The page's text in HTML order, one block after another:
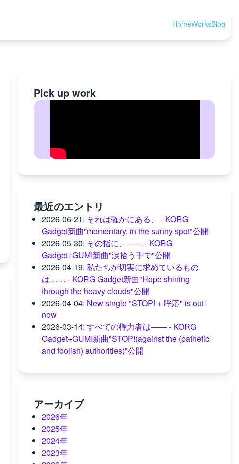
HomeWorksBlog
Pick up work
最近のエントリ
2026-06-21: それは確かにある、 - KORG
Gadget新曲"momentary, in the sunny spot"公開
2026-05-30: その指に、―― - KORG
Gadget+GUMI新曲"涙拾う手で"公開
2026-04-19:私たちが切実に求めているもの
は…… - KORG Gadget新曲"Hope shining
through the heavy clouds"公開
2026-04-04: New single "STOP! + 呼応" is out
now
2026-03-14:すべての権力者は―― - KORG
Gadget+GUMI新曲"STOP!(against the (pathetic
and foolish) authorities)"公開
アーカイブ
2026年
2025年
2024年
2023年